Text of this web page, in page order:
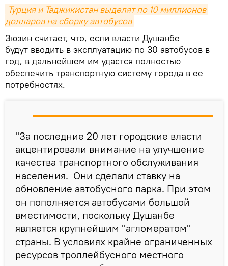
Турция и Таджикистан выделят по 10 миллионов
долларов на сборку автобусов
Зюзин считает, что, если власти Душанбе
будут вводить в эксплуатацию по 30 автобусов в
год, в дальнейшем им удастся полностью
обеспечить транспортную систему города в ее
потребностях.
"За последние 20 лет городские власти
акцентировали внимание на улучшение
качества транспортного обслуживания
населения. Они сделали ставку на
обновление автобусного парка. При этом
он пополняется автобусами большой
вместимости, поскольку Душанбе
является крупнейшим "агломератом"
страны. В условиях крайне ограниченных
ресурсов троллейбусного местного